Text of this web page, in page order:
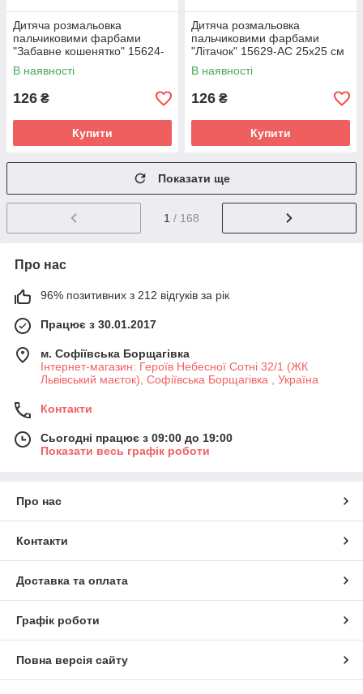
Дитяча розмальовка
пальчиковими фарбами
"Забавне кошенятко" 15624-
AC 25х25 см
В наявності
126 ₴
Купити
Дитяча розмальовка
пальчиковими фарбами
"Літачок" 15629-AC 25х25 см
В наявності
126 ₴
Купити
Показати ще
1 / 168
Про нас
96% позитивних з 212 відгуків за рік
Працює з 30.01.2017
м. Софіївська Борщагівка
Інтернет-магазин: Героїв Небесної Сотні 32/1 (ЖК
Львівський маєток), Софіївська Борщагівка , Україна
Контакти
Сьогодні працює з 09:00 до 19:00
Показати весь графік роботи
Про нас
Контакти
Доставка та оплата
Графік роботи
Повна версія сайту